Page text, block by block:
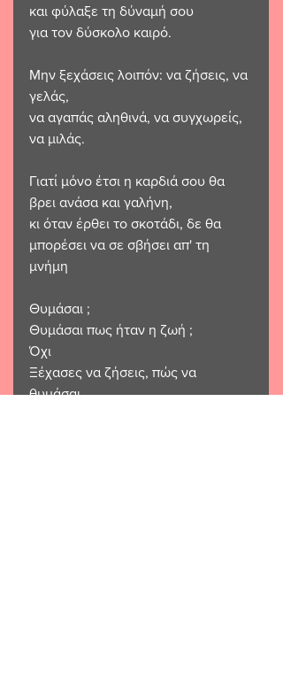
και φύλαξε τη δύναμή σου
για τον δύσκολο καιρό.
Μην ξεχάσεις λοιπόν: να ζήσεις, να
γελάς,
να αγαπάς αληθινά, να συγχωρείς,
να μιλάς.
Γιατί μόνο έτσι η καρδιά σου θα
βρει ανάσα και γαλήνη,
κι όταν έρθει το σκοτάδι, δε θα
μπορέσει να σε σβήσει απ' τη
μνήμη
Θυμάσαι ;
Θυμάσαι πως ήταν η ζωή ;
Όχι
Ξέχασες να ζήσεις, πώς να
θυμάσαι